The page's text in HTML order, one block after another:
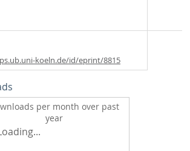
koeln.de/id/eprint/8815
per month over past
year